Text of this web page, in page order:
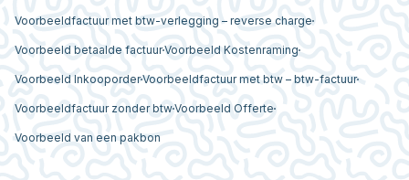
Voorbeeldfactuur met btw-verlegging – reverse charge
Voorbeeld betaalde factuurVoorbeeld Kostenraming
Voorbeeld InkooporderVoorbeeldfactuur met btw – btw-factuur
Voorbeeldfactuur zonder btwVoorbeeld Offerte
Voorbeeld van een pakbon